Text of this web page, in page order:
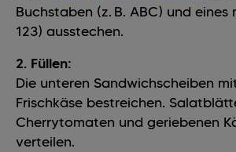
Buchstaben (z. B. ABC) und eines
123) ausstechen.
2. Füllen:
Die unteren Sandwichscheiben
Frischkäse bestreichen.
Cherrytomaten und geriebenen
verteilen.